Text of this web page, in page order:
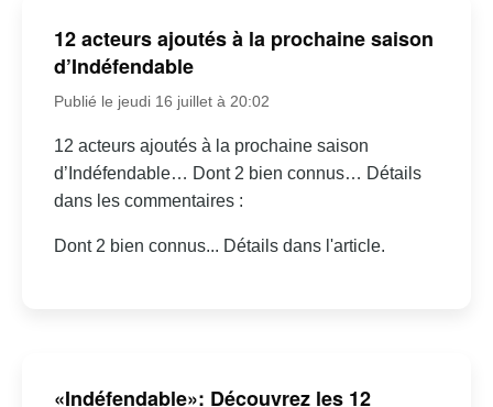
12 acteurs ajoutés à la prochaine saison
d’Indéfendable
Publié le jeudi 16 juillet à 20:02
12 acteurs ajoutés à la prochaine saison
d’Indéfendable… Dont 2 bien connus… Détails
dans les commentaires :
Dont 2 bien connus... Détails dans l'article.
«Indéfendable»: Découvrez les 12